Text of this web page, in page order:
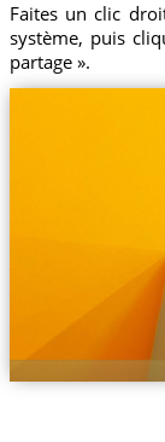
Faites un clic
système, puis
partage ».